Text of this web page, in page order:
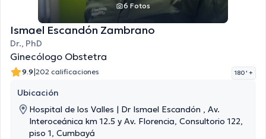
6 Fotos
Ismael Escandón Zambrano
Dr., PhD
Ginecólogo Obstetra
9.9|202 calificaciones 180 ' +
Ubicación
Hospital de los Valles | Dr Ismael Escandón , Av.
Interoceánica km 12.5 y Av. Florencia, Consultorio 122,
piso 1, Cumbayá